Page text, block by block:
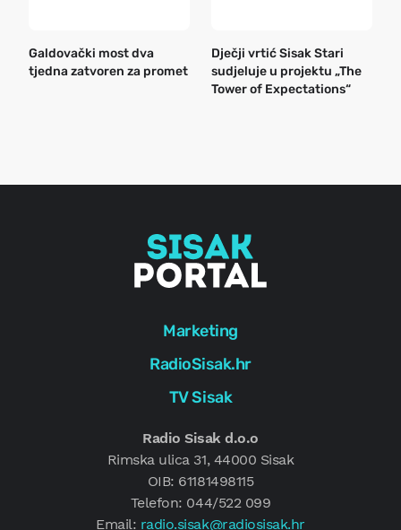
Galdovački most dva
tjedna zatvoren za promet
Dječji vrtić Sisak Stari
sudjeluje u projektu „The
Tower of Expectations“
Marketing
RadioSisak.hr
TV Sisak
Radio Sisak d.o.o
Rimska ulica 31, 44000 Sisak
OIB: 61181498115
Telefon: 044/522 099
Email: radio.sisak@radiosisak.hr